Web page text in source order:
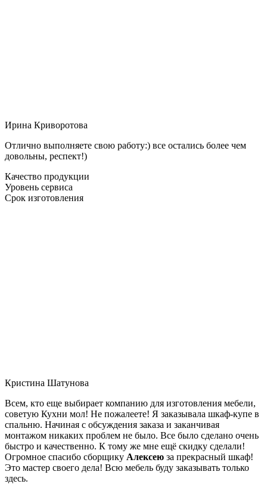
Ирина Криворотова
Отлично выполняете свою работу:) все остались более чем
довольны, респект!)
Качество продукции
Уровень сервиса
Срок изготовления
Кристина Шатунова
Всем, кто еще выбирает компанию для изготовления мебели,
советую Кухни мол! Не пожалеете! Я заказывала шкаф-купе в
спальню. Начиная с обсуждения заказа и заканчивая
монтажом никаких проблем не было. Все было сделано очень
быстро и качественно. К тому же мне ещё скидку сделали!
Огромное спасибо сборщику Алексею за прекрасный шкаф!
Это мастер своего дела! Всю мебель буду заказывать только
здесь.